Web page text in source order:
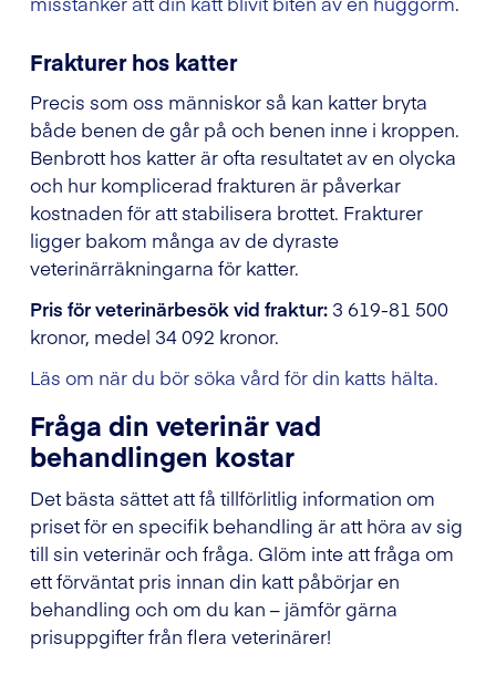
Frakturer hos katter
Precis som oss människor så kan katter bryta
både benen de går på och benen inne i kroppen.
Benbrott hos katter är ofta resultatet av en olycka
och hur komplicerad frakturen är påverkar
kostnaden för att stabilisera brottet. Frakturer
ligger bakom många av de dyraste
veterinärräkningarna för katter.
Pris för veterinärbesök vid fraktur: 3 619-81 500
kronor, medel 34 092 kronor.
Läs om när du bör söka vård för din katts hälta.
Fråga din veterinär vad
behandlingen kostar
Det bästa sättet att få tillförlitlig information om
priset för en specifik behandling är att höra av sig
till sin veterinär och fråga. Glöm inte att fråga om
ett förväntat pris innan din katt påbörjar en
behandling och om du kan – jämför gärna
prisuppgifter från flera veterinärer!